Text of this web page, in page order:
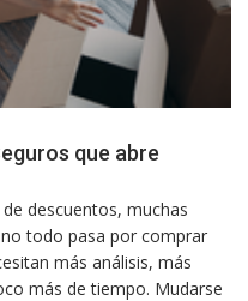
que abre
descuentos, muchas
todo pasa por comprar
más análisis, más
más de tiempo. Mudarse